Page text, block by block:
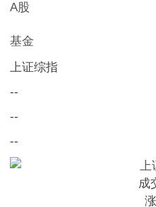
A股
基金
上证综指
--
--
--
成